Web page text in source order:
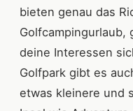
bieten genau das
Golfcampingurlaub,
deine Interessen
Golfpark gibt es
etwas kleinere und